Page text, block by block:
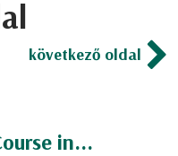
következő oldal
in...